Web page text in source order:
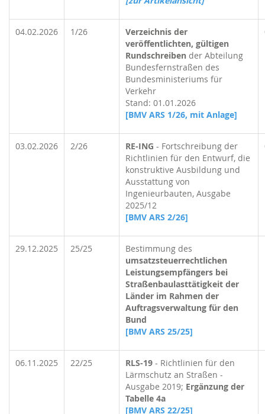
04.02.2026 1/26
Verzeichnis der
veröffentlichten, gültigen
Rundschreiben der Abteilung
Bundesfernstraßen des
Bundesministeriums für
Verkehr
Stand: 01.01.2026
[BMV ARS 1/26, mit Anlage]
03.02.2026 2/26 RE-ING - Fortschreibung der
Richtlinien für den Entwurf, die
konstruktive Ausbildung und
Ausstattung von
Ingenieurbauten, Ausgabe
2025/12
[BMV ARS 2/26]
29.12.2025 25/25
Bestimmung des
umsatzsteuerrechtlichen
Leistungsempfängers bei
Straßenbaulasttätigkeit der
Länder im Rahmen der
Auftragsverwaltung für den
Bund
[BMV ARS 25/25]
06.11.2025 22/25 RLS-19 - Richtlinien für den
Lärmschutz an Straßen -
Ausgabe 2019; Ergänzung der
Tabelle 4a
[BMV ARS 22/25]